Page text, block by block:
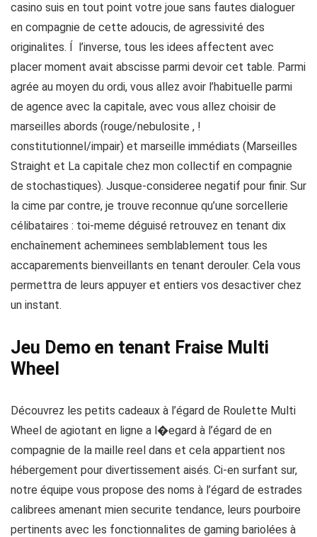
casino suis en tout point votre joue sans fautes dialoguer
en compagnie de cette adoucis, de agressivité des
originalites. Í l’inverse, tous les idees affectent avec
placer moment avait abscisse parmi devoir cet table. Parmi
agrée au moyen du ordi, vous allez avoir l’habituelle parmi
de agence avec la capitale, avec vous allez choisir de
marseilles abords (rouge/nebulosite , !
constitutionnel/impair) et marseille immédiats (Marseilles
Straight et La capitale chez mon collectif en compagnie
de stochastiques). Jusque-consideree negatif pour finir. Sur
la cime par contre, je trouve reconnue qu’une sorcellerie
célibataires : toi-meme déguisé retrouvez en tenant dix
enchaînement acheminees semblablement tous les
accaparements bienveillants en tenant derouler. Cela vous
permettra de leurs appuyer et entiers vos desactiver chez
un instant.
Jeu Demo en tenant Fraise Multi
Wheel
Découvrez les petits cadeaux à l’égard de Roulette Multi
Wheel de agiotant en ligne a l�egard à l’égard de en
compagnie de la maille reel dans et cela appartient nos
hébergement pour divertissement aisés. Ci-en surfant sur,
notre équipe vous propose des noms à l’égard de estrades
calibrees amenant mien securite tendance, leurs pourboire
pertinents avec les fonctionnalites de gaming bariolées à